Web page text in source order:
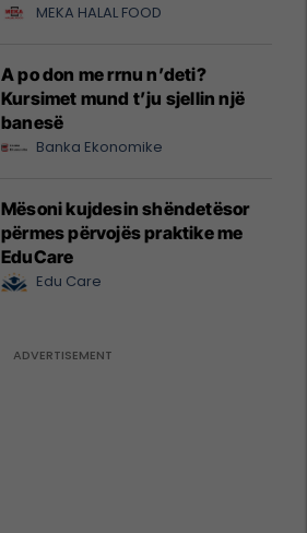
MEKA HALAL FOOD
A po don me rrnu n’deti?
Kursimet mund t’ju sjellin një
banesë
Banka Ekonomike
Mësoni kujdesin shëndetësor
përmes përvojës praktike me
EduCare
Edu Care